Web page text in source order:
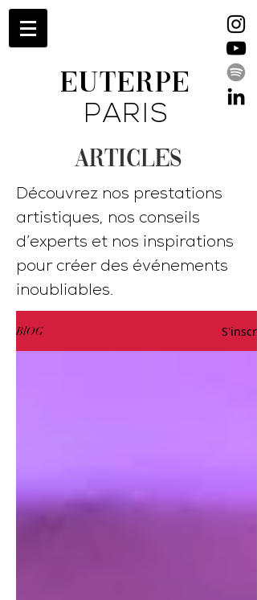
EUTERPE
PARIS
ARTICLES
Découvrez nos prestations
artistiques, nos conseils
d’experts et nos inspirations
pour créer des événements
inoubliables.
BlOG